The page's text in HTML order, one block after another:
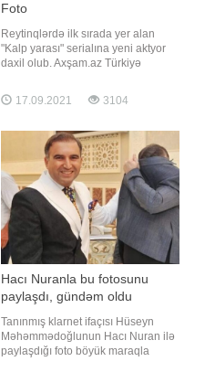
Foto
Reytinqlərdə ilk sırada yer alan
"Kalp yarası" serialına yeni aktyor
daxil olub. Axşam.az Türkiyə
ekran işində Görkem Mertsöz rol
alacaq. Aktyor serialda psixoloq
17.09.2021 3104
Hacı Nuranla bu fotosunu
paylaşdı, gündəm oldu
Tanınmış klarnet ifaçısı Hüseyn
Məhəmmədoğlunun Hacı Nuran ilə
paylaşdığı foto böyük maraqla